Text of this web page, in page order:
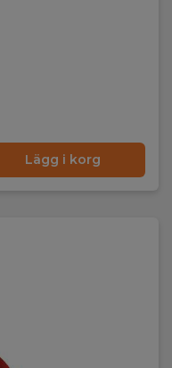
Lägg i korg